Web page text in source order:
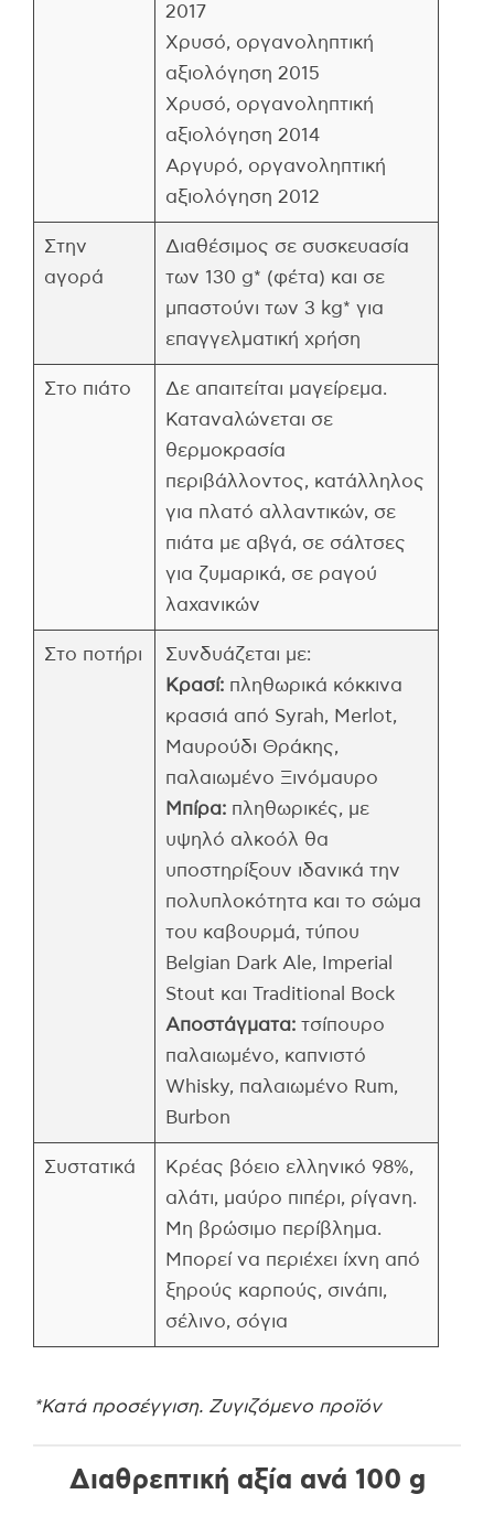
2017
Χρυσό, οργανοληπτική
αξιολόγηση 2015
Χρυσό, οργανοληπτική
αξιολόγηση 2014
Αργυρό, οργανοληπτική
αξιολόγηση 2012
Στην
αγορά
Διαθέσιμος σε συσκευασία
των 130 g* (φέτα) και σε
μπαστούνι των 3 kg* για
επαγγελματική χρήση
Στο πιάτο
Δε απαιτείται μαγείρεμα.
Καταναλώνεται σε
θερμοκρασία
περιβάλλοντος, κατάλληλος
για πλατό αλλαντικών, σε
πιάτα με αβγά, σε σάλτσες
για ζυμαρικά, σε ραγού
λαχανικών
Στο ποτήρι
Συνδυάζεται με:
Κρασί:πληθωρικά κόκκινα
κρασιά από Syrah, Merlot,
Μαυρούδι Θράκης,
παλαιωμένο Ξινόμαυρo
Μπίρα:πληθωρικές, με
υψηλό αλκοόλ θα
υποστηρίξουν ιδανικά την
πολυπλοκότητα και το σώμα
του καβουρμά, τύπου
Belgian Dark Ale, Imperial
Stout και Traditional Bock
Αποστάγματα:τσίπουρο
παλαιωμένο, καπνιστό
Whisky, παλαιωμένο Rum,
Burbon
Συστατικά
Κρέας βόειο ελληνικό 98%,
αλάτι, μαύρο πιπέρι, ρίγανη.
Μη βρώσιμο περίβλημα.
Μπορεί να περιέχει ίχνη από
ξηρούς καρπούς, σινάπι,
σέλινο, σόγια
*Κατά προσέγγιση. Ζυγιζόμενο προϊόν
Διαθρεπτική αξία ανά 100 g